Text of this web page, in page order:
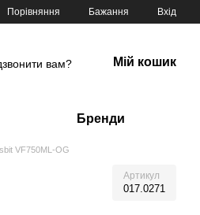
Порівняння Бажання Вхід
вам? Мій кошик
Бренди
VF750ML-OG
Артикул
017.0271